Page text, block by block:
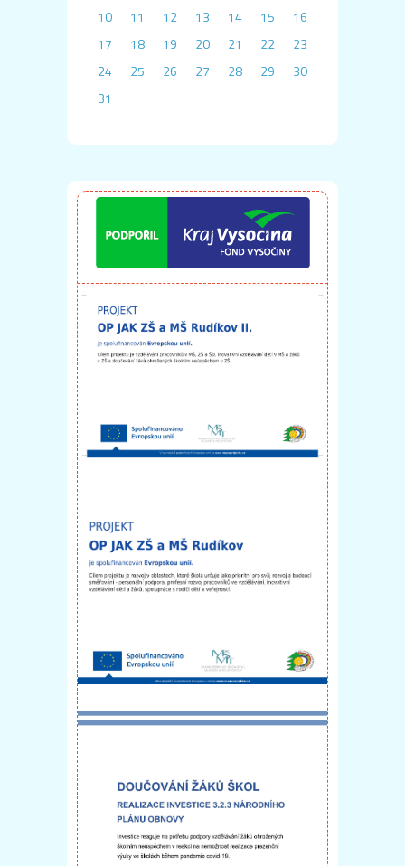
10
11 12 13 14 15
16
17
18 19 20 21 22
23
24
25 26 27 28 29
30
31